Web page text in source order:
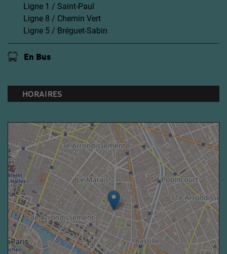
Ligne 1 / Saint-Paul
Ligne 8 / Chemin Vert
Ligne 5 / Bréguet-Sabin
En Bus
HORAIRES